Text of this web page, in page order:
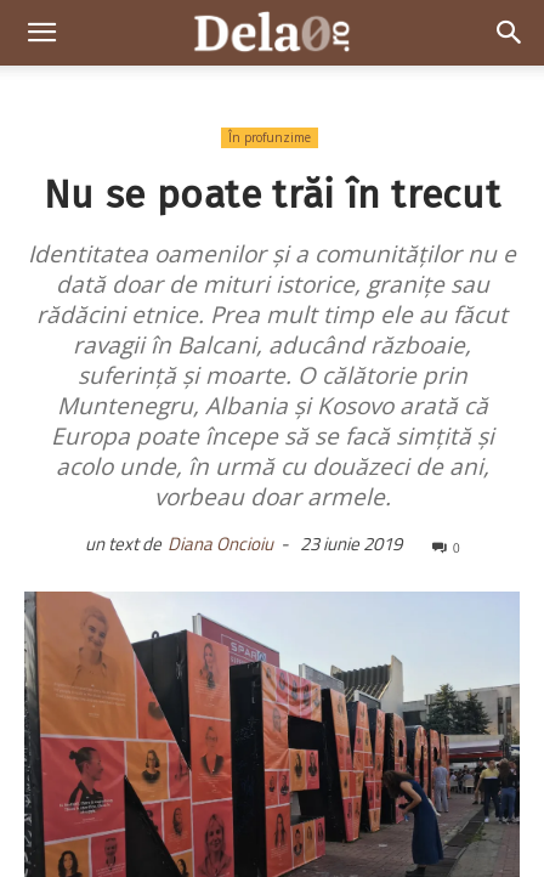
Dela0
În profunzime
Nu se poate trăi în trecut
Identitatea oamenilor și a comunităților nu e
dată doar de mituri istorice, granițe sau
rădăcini etnice. Prea mult timp ele au făcut
ravagii în Balcani, aducând războaie,
suferință și moarte. O călătorie prin
Muntenegru, Albania și Kosovo arată că
Europa poate începe să se facă simțită și
acolo unde, în urmă cu douăzeci de ani,
vorbeau doar armele.
un text de Diana Oncioiu - 23 iunie 2019 0